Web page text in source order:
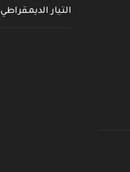
التيار الديمقراطي